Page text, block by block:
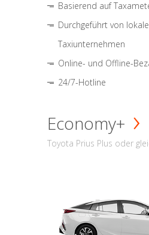
Basierend auf
Durchgeführt von
Taxiunternehmen
Online- und Offline-
24/7-Hotline
Economy+
Toyota Prius Plus oder